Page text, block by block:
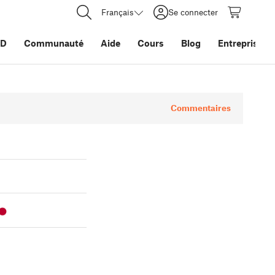
Français Se connecter
Communauté Aide Cours Blog Entreprise
Commentaires